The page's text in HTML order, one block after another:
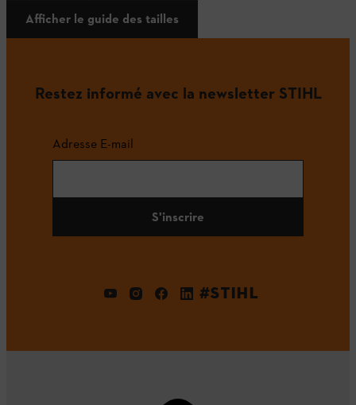
Afficher le guide des tailles
Restez informé avec la newsletter STIHL
Adresse E-mail
S'inscrire
#STIHL